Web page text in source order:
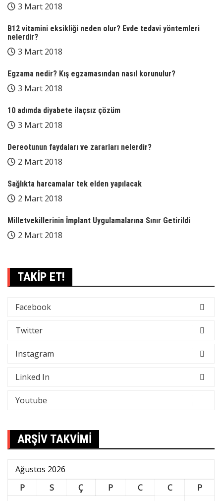
3 Mart 2018
B12 vitamini eksikliği neden olur? Evde tedavi yöntemleri
nelerdir?
3 Mart 2018
Egzama nedir? Kış egzamasından nasıl korunulur?
3 Mart 2018
10 adımda diyabete ilaçsız çözüm
3 Mart 2018
Dereotunun faydaları ve zararları nelerdir?
2 Mart 2018
Sağlıkta harcamalar tek elden yapılacak
2 Mart 2018
Milletvekillerinin İmplant Uygulamalarına Sınır Getirildi
2 Mart 2018
TAKİP ET!
Facebook
Twitter
Instagram
Linked In
Youtube
ARŞİV TAKVİMİ
Ağustos 2026
P
S Ç P C C
P